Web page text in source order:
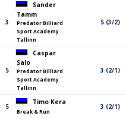
3
Sander
Tamm
Predator Billiard
Sport Academy
Tallinn
5 (3/2)
5
Caspar
Salo
Predator Billiard
Sport Academy
Tallinn
3 (2/1)
5
Timo Kera
Break & Run
3 (2/1)